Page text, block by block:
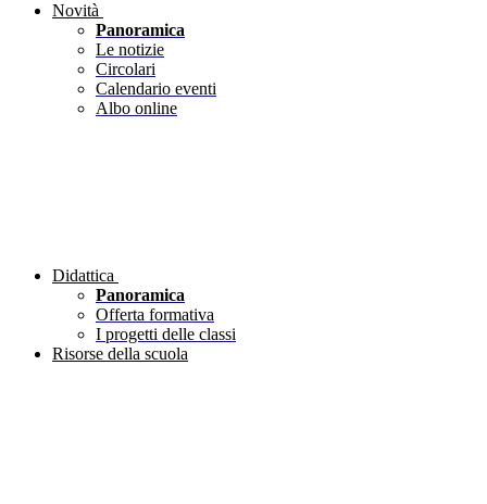
Novità
Panoramica
Le notizie
Circolari
Calendario eventi
Albo online
Didattica
Panoramica
Offerta formativa
I progetti delle classi
Risorse della scuola